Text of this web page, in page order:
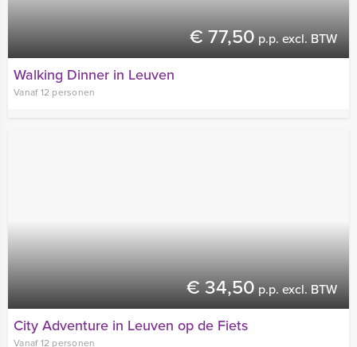
€ 77,50 p.p. excl. BTW
Walking Dinner in Leuven
Vanaf 12 personen
€ 34,50 p.p. excl. BTW
City Adventure in Leuven op de Fiets
Vanaf 12 personen